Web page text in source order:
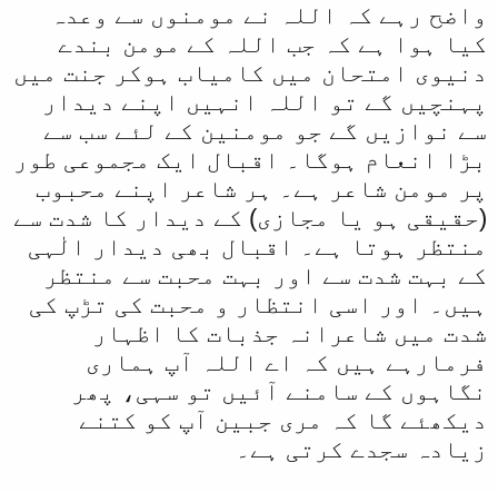
واضح رہے کہ اللہ نے مومنوں سے وعدہ
کیا ہوا ہے کہ جب اللہ کے مومن بندے
دنیوی امتحان میں کامیاب ہوکر جنت میں
پہنچیں گے تو اللہ انہیں اپنے دیدار
سے نوازیں گے جو مومنین کے لئے سب سے
بڑا انعام ہوگا۔ اقبال ایک مجموعی طور
پر مومن شاعر ہے۔ ہر شاعر اپنے محبوب
(حقیقی ہو یا مجازی) کے دیدار کا شدت سے
منتظر ہوتا ہے۔ اقبال بھی دیدار الٰہی
کے بہت شدت سے اور بہت محبت سے منتظر
ہیں۔ اور اسی انتظار و محبت کی تڑپ کی
شدت میں شاعرانہ جذبات کا اظہار
فرمارہے ہیں کہ اے اللہ آپ ہماری
نگاہوں کے سامنے آئیں تو سہی، پھر
دیکھئے گا کہ مری جبین آپ کو کتنے
زیادہ سجدے کرتی ہے۔